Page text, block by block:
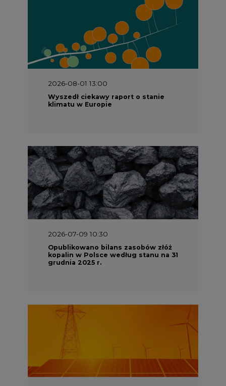
2026-08-01 13:00
Wyszedł ciekawy raport o stanie
klimatu w Europie
2026-07-09 10:30
Opublikowano bilans zasobów złóż
kopalin w Polsce według stanu na 31
grudnia 2025 r.
2026-06-08 07:00
taniej. Ciepłownictwo na ratunek
KSE"